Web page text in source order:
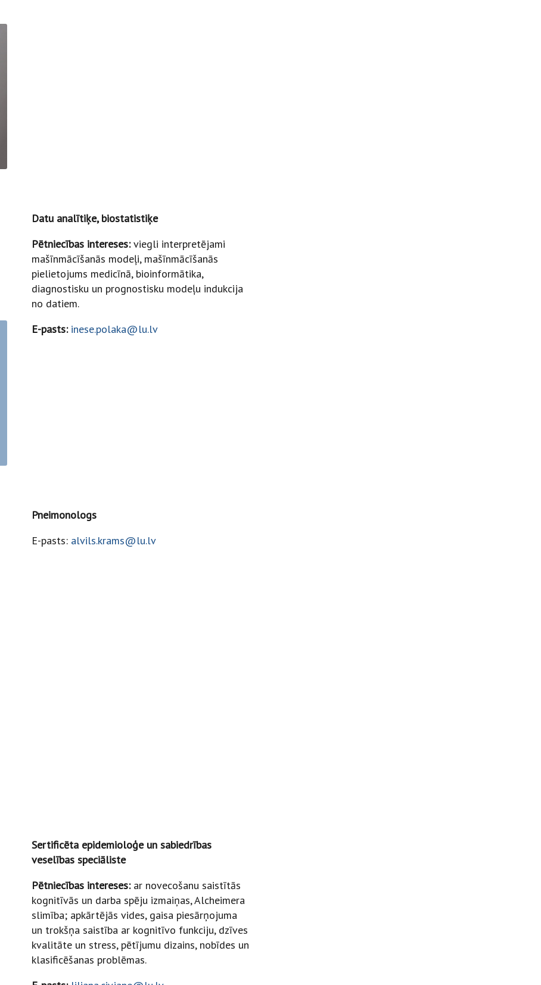
Datu analītiķe, biostatistiķe
Pētniecības intereses:viegli interpretējami
mašīnmācīšanās modeļi, mašīnmācīšanās
pielietojums medicīnā, bioinformātika,
diagnostisku un prognostisku modeļu indukcija
no datiem.
E-pasts: inese.polaka@lu.lv
Pneimonologs
E-pasts: alvils.krams@lu.lv
Sertificēta epidemioloģe un sabiedrības
veselības speciāliste
Pētniecības intereses: ar novecošanu saistītās
kognitīvās un darba spēju izmaiņas, Alcheimera
slimība; apkārtējās vides, gaisa piesārņojuma
un trokšņa saistība ar kognitīvo funkciju, dzīves
kvalitāte un stress, pētījumu dizains, nobīdes un
klasificēšanas problēmas.